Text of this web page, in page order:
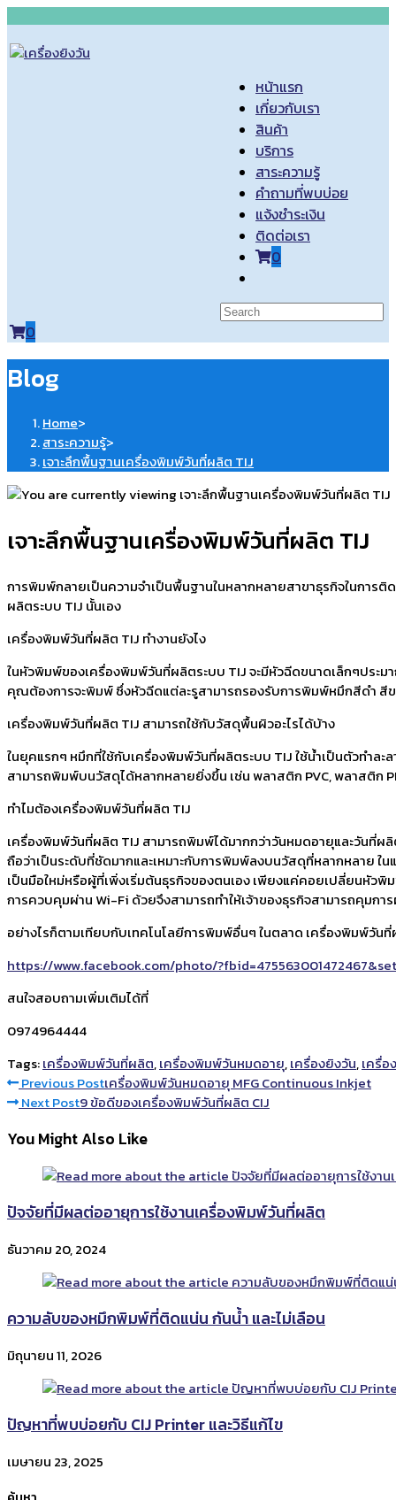
content
หน้าแรก
เกี่ยวกับเรา
สินค้า
บริการ
สาระความรู้
คำถามที่พบบ่อย
แจ้งชำระเงิน
ติดต่อเรา
0
website
search
0
Blog
Home>
สาระความรู้>
เจาะลึกพื้นฐานเครื่องพิมพ์วันที่ผลิต TIJ
เจาะลึกพื้นฐานเครื่องพิมพ์วันที่ผลิต TIJ
การพิมพ์กลายเป็นความจำเป็นพื้นฐานในหลากหลายสาขาธุรกิจในกา
ผลิตระบบ TIJ นั้นเอง
เครื่องพิมพ์วันที่ผลิต TIJ ทำงานยังไง
ในหัวพิมพ์ของเครื่องพิมพ์วันที่ผลิตระบบ TIJ จะมีหัวฉีดขนาดเล็กๆปร
คุณต้องการจะพิมพ์ ซึ่งหัวฉีดแต่ละรูสามารถรองรับการพิมพ์หมึกสีดำ สี
เครื่องพิมพ์วันที่ผลิต TIJ สามารถใช้กับวัสดุพื้นผิวอะไรได้บ้าง
ในยุคแรกๆ หมึกที่ใช้กับเครื่องพิมพ์วันที่ผลิตระบบ TIJ ใช้น้ำเป็นตัวทำล
สามารถพิมพ์บนวัสดุได้หลากหลายยิ่งขึ้น เช่น พลาสติก PVC, พลาสติก
ทำไมต้องเครื่องพิมพ์วันที่ผลิต TIJ
เครื่องพิมพ์วันที่ผลิต TIJ สามารถพิมพ์ได้มากกว่าวันหมดอายุและวันที่ผ
ถือว่าเป็นระดับที่ชัดมากและเหมาะกับการพิมพ์ลงบนวัสดุที่หลากหลาย
เป็นมือใหม่หรือผู้ที่เพิ่งเริ่มต้นธุรกิจของตนเอง เพียงแค่คอยเปลี่ยนหัวพิ
การควบคุมผ่าน Wi-Fi ด้วยจึงสามารถทำให้เจ้าของธุรกิจสามารถคุมก
อย่างไรก็ตามเทียบกับเทคโนโลยีการพิมพ์อื่นๆ ในตลาด เครื่องพิมพ์วั
https://www.facebook.com/photo/
สนใจสอบถามเพิ่มเติมได้ที่
0974964444
Tags:เครื่องพิมพ์วันที่ผลิต,เครื่องพิมพ์วันหมดอายุ,เครื่องยิงวัน,เครื่อ
Read
more
articles
Previous Postเครื่องพิมพ์วันหมดอายุ MFG Continuous Inkjet
Next Post9 ข้อดีของเครื่องพิมพ์วันที่ผลิต CIJ
You Might Also Like
ปัจจัยที่มีผลต่ออายุการใช้งานเครื่องพิมพ์วันที่ผลิต
ธันวาคม 20, 2024
ความลับของหมึกพิมพ์ที่ติดแน่น กันน้ำ และไม่เลือน
มิถุนายน 11, 2026
ปัญหาที่พบบ่อยกับ CIJ Printer และวิธีแก้ไข
เมษายน 23, 2025